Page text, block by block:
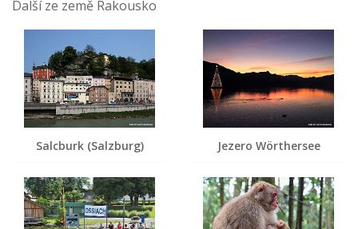
Další ze země Rakousko
Salcburk (Salzburg) Jezero Wörthersee